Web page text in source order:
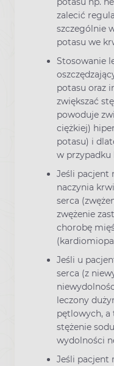
zalecić
szczególnie
potasu we
Stosowanie
potasu oraz
zwiększać
powoduje
ciężkiej)
potasu) i
w przypadku
Jeśli pacjent
naczynia
serca
zwężenie
chorobę
Jeśli u
serca (z
leczony
pętlowych, a
stężenie
wydolności
Jeśli pacjent